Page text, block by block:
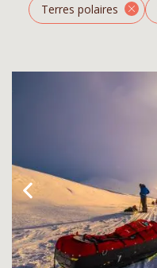
Terres polaires